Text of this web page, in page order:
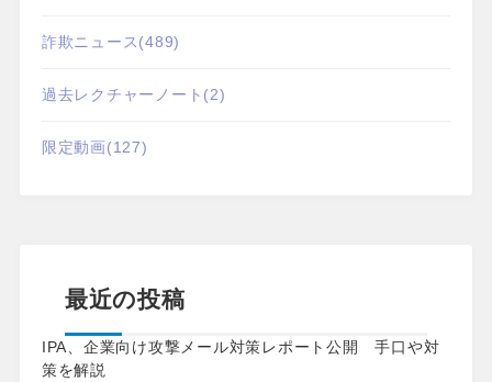
詐欺ニュース(489)
過去レクチャーノート (2)
限定動画(127)
最近の投稿
IPA、企業向け攻撃メール対策レポート公開 手口や対
策を解説